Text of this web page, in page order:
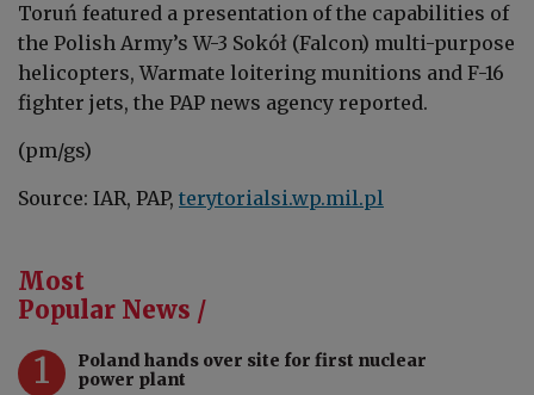
Toruń featured a presentation of the capabilities of
the Polish Army’s W-3 Sokół (Falcon) multi-purpose
helicopters, Warmate loitering munitions and F-16
fighter jets, the PAP news agency reported.
(pm/gs)
Source: IAR, PAP, terytorialsi.wp.mil.pl
Most
Popular News /
1
Poland hands over site for first nuclear
power plant